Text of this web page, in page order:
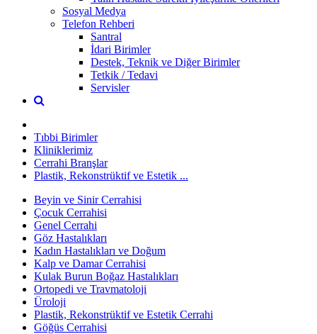
Sosyal Medya
Telefon Rehberi
Santral
İdari Birimler
Destek, Teknik ve Diğer Birimler
Tetkik / Tedavi
Servisler
Tıbbi Birimler
Kliniklerimiz
Cerrahi Branşlar
Plastik, Rekonstrüktif ve Estetik ...
Beyin ve Sinir Cerrahisi
Çocuk Cerrahisi
Genel Cerrahi
Göz Hastalıkları
Kadın Hastalıkları ve Doğum
Kalp ve Damar Cerrahisi
Kulak Burun Boğaz Hastalıkları
Ortopedi ve Travmatoloji
Üroloji
Plastik, Rekonstrüktif ve Estetik Cerrahi
Göğüs Cerrahisi